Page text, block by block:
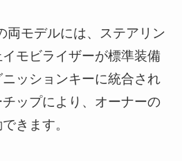
両モデルには、ステアリン
モビライザーが標準装備
ッションキーに統合され
ップにより、オーナーの
きます。